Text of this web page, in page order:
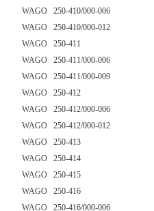
WAGO 250-410/000-006
WAGO 250-410/000-012
WAGO 250-411
WAGO 250-411/000-006
WAGO 250-411/000-009
WAGO 250-412
WAGO 250-412/000-006
WAGO 250-412/000-012
WAGO 250-413
WAGO 250-414
WAGO 250-415
WAGO 250-416
WAGO 250-416/000-006